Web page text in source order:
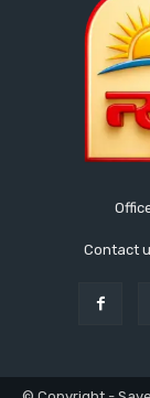
Contact